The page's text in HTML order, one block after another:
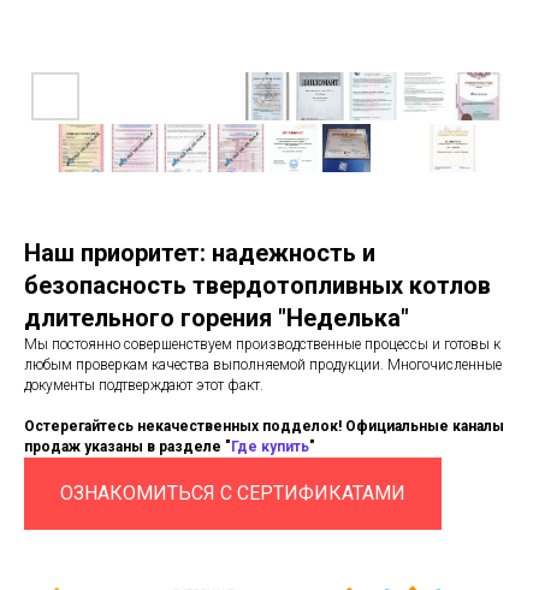
Наш приоритет: надежность и
безопасность твердотопливных котлов
длительного горения "Неделька"
Мы постоянно совершенствуем производственные процессы и готовы к
любым проверкам качества выполняемой продукции. Многочисленные
документы подтверждают этот факт.
Остерегайтесь некачественных подделок! Официальные каналы
продаж указаны в разделе " Где купить"
ОЗНАКОМИТЬСЯ С СЕРТИФИКАТАМИ